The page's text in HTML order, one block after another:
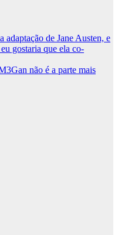
adaptação de Jane Austen, e
gostaria que ela co-
não é a parte mais